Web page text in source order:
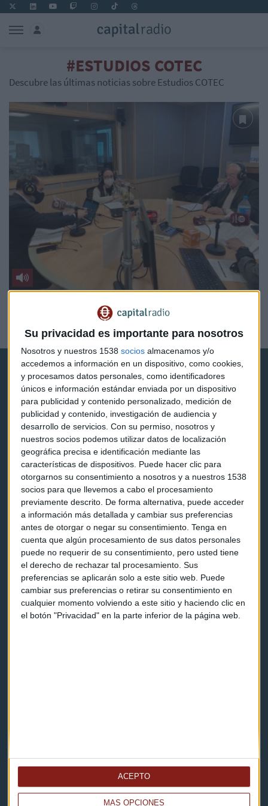
Su privacidad es importante para nosotros
Nosotros y nuestros 1538 socios almacenamos y/o
accedemos a información en un dispositivo, como cookies,
y procesamos datos personales, como identificadores
únicos e información estándar enviada por un dispositivo
para publicidad y contenido personalizado, medición de
publicidad y contenido, investigación de audiencia y
desarrollo de servicios. Con su permiso, nosotros y
nuestros socios podemos utilizar datos de localización
geográfica precisa e identificación mediante las
características de dispositivos. Puede hacer clic para
otorgarnos su consentimiento a nosotros y a nuestros 1538
socios para que llevemos a cabo el procesamiento
previamente descrito. De forma alternativa, puede acceder
a información más detallada y cambiar sus preferencias
antes de otorgar o negar su consentimiento. Tenga en
cuenta que algún procesamiento de sus datos personales
puede no requerir de su consentimiento, pero usted tiene
el derecho de rechazar tal procesamiento. Sus
preferencias se aplicarán solo a este sitio web. Puede
cambiar sus preferencias o retirar su consentimiento en
cualquier momento volviendo a este sitio y haciendo clic en
el botón "Privacidad" en la parte inferior de la página web.
MÁS OPCIONES
ACEPTO
#ESTUDIOS COTEC
Descubre las últimas noticias sobre Estudios COTEC
El futuro del trabajo y el trabajador del futuro
Javier Luengo
Capital Radio
Noticias
Eventos
Consultorios
Programas y podcasts
Contacto & Legal
Contacto
Cómo escucharnos